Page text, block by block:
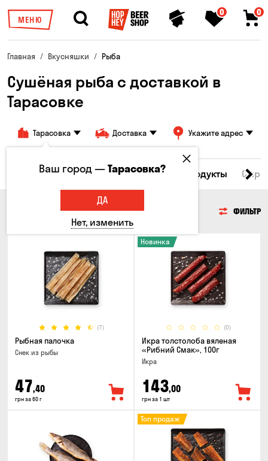
МЕНЮ
0 0
Главная Вкусняшки Рыба
Сушёная рыба с доставкой в ​​
Тарасовке
Тарасовка Доставка Укажите адрес
Все товары Мясо Рыба Морепродукты
ФИЛЬТР
(7)
Рыбная палочка
Снек из рыбы
47,40
грн за 60 г
(0)
Новинка
Икра толстолоба вяленая
«Рибний Смак», 100г
Икра
143,00
грн за 1 шт
Топ продаж
Ваш город —Тарасовка?
ДА
Нет, изменить